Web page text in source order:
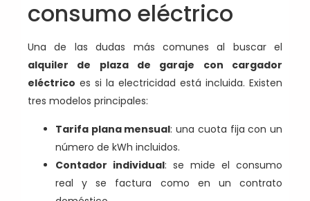
consumo eléctrico
Una de las dudas más comunes al buscar el
alquiler de plaza de garaje con cargador
eléctrico es si la electricidad está incluida. Existen
tres modelos principales:
Tarifa plana mensual: una cuota fija con un
número de kWh incluidos.
Contador individual: se mide el consumo
real y se factura como en un contrato